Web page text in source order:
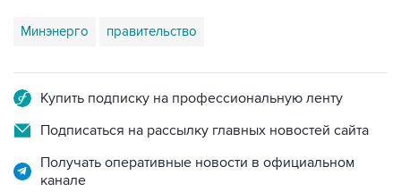
Минэнерго правительство
Купить подписку на профессиональную ленту
Подписаться на рассылку главных новостей сайта
Получать оперативные новости в официальном
канале